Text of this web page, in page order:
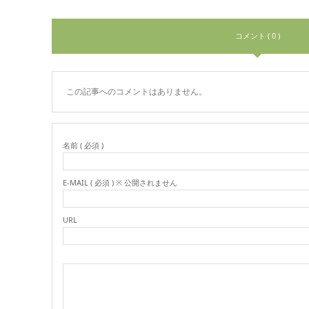
コメント ( 0 )
この記事へのコメントはありません。
名前 ( 必須 )
E-MAIL ( 必須 ) ※ 公開されません
URL